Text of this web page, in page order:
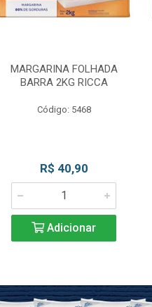
MARGARINA FOLHADA
BARRA 2KG RICCA
Código: 5468
R$ 40,90
Adicionar